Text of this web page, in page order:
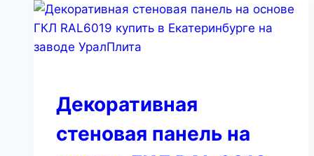
Декоративная
стеновая панель на